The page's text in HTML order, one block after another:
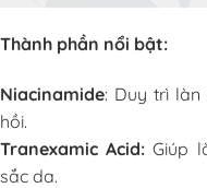
Thành phần nổi bật:
Niacinamide: Duy trì
hồi.
Tranexamic Acid: Giúp
sắc da.